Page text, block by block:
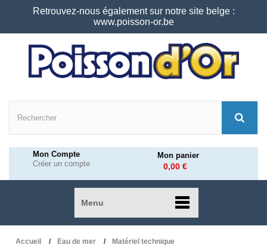
Retrouvez-nous également sur notre site belge :
www.poisson-or.be
Mon Compte
Créer un compte
Mon panier
0,00 €
Menu
Accueil Eau de mer
Matériel technique